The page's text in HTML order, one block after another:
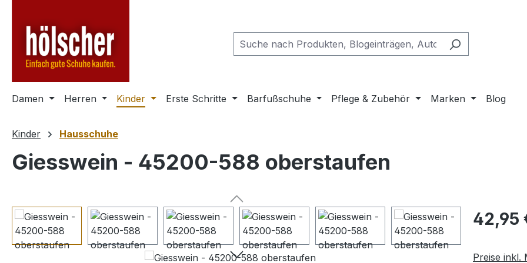
Damen Herren Kinder Erste Schritte Barfußschuhe Pflege & Zubehör Marken Blog
Kinder Hausschuhe
Giesswein - 45200-588 oberstaufen
Bildergalerie überspringen Regulärer
42,95
Preise inkl.